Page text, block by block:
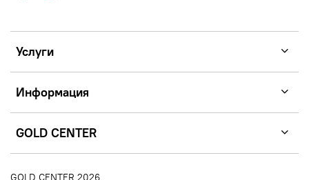
Услуги
Информация
GOLD CENTER
GOLD CENTER 2026